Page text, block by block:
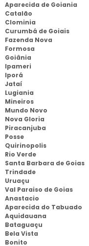
Aparecida de Goiania
Catalão
Clominia
Curumbá de Goiais
Fazenda Nova
Formosa
Goiânia
Ipameri
Iporá
Jataí
Lugiania
Mineiros
Mundo Novo
Nova Gloria
Piracanjuba
Posse
Quirinopolis
Rio Verde
Santa Barbara de Goias
Trindade
Uruaçu
Val Paraiso de Goias
Anastacio
Aparecida do Tabuado
Aquidauana
Bataguaçu
Bela Vista
Bonito